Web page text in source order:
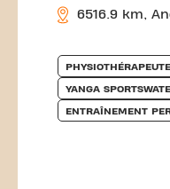
6516.9 km,
YANGA
ENTRAÎNEMENT